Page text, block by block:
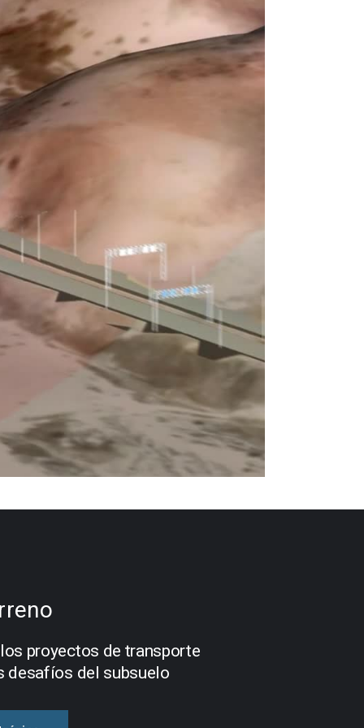
proyectos de transporte
desafíos del subsuelo